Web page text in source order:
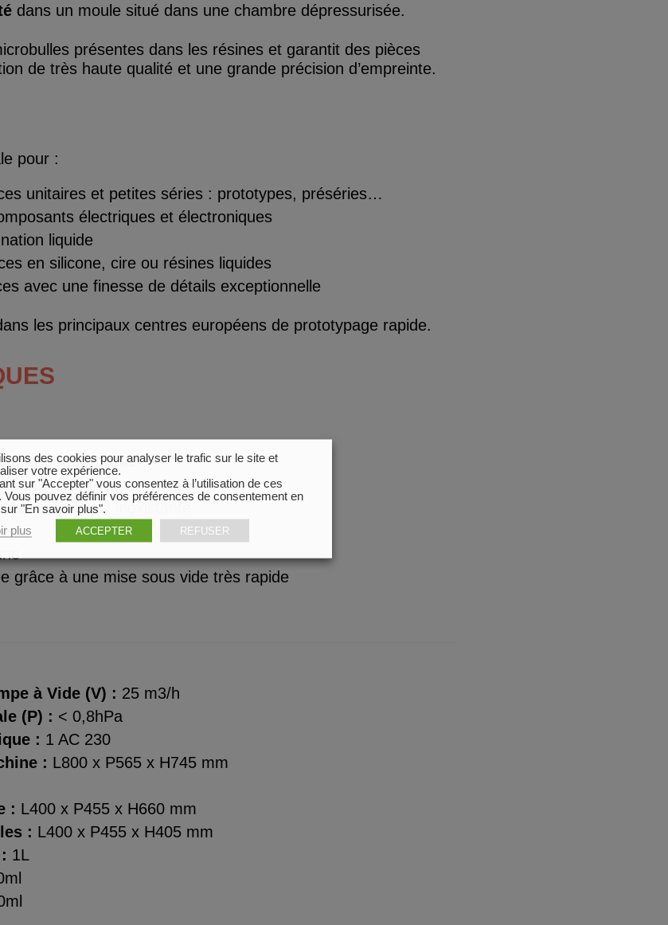
dans un moule situé dans une chambre dépressurisée.
présentes dans les résines et garantit des pièces
de très haute qualité et une grande précision d’empreinte.
pour :
unitaires et petites séries : prototypes, préséries…
électriques et électroniques
liquide
en silicone, cire ou résines liquides
avec une finesse de détails exceptionnelle
les principaux centres européens de prototypage rapide.
et économique
digital
quasi inexistante
grâce à une mise sous vide très rapide
à Vide (V) : 25 m3/h
(P) : < 0,8hPa
: 1 AC 230
: L800 x P565 x H745 mm
: L400 x P455 x H660 mm
: L400 x P455 x H405 mm
1L
des cookies pour analyser le trafic sur le site et
votre expérience.
sur "Accepter" vous consentez à l’utilisation de ces
Vous pouvez définir vos préférences de consentement en
"En savoir plus".
plus
ACCEPTER REFUSER